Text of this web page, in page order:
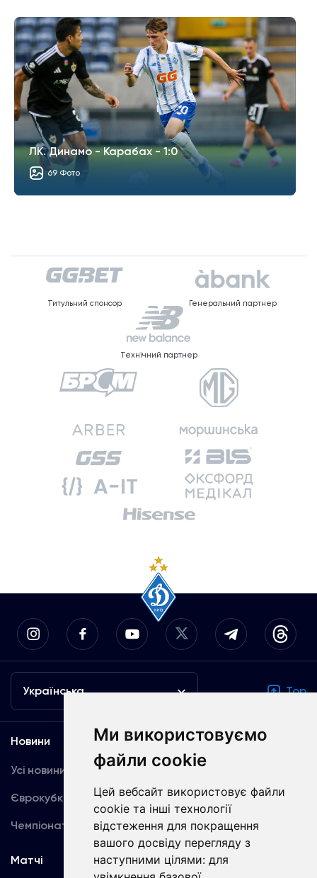
Ми використовуємо
файли cookie
Цей вебсайт використовує файли
cookie та інші технології
відстеження для покращення
вашого досвіду перегляду з
наступними цілями: для
ЛК. Динамо - Карабах - 1:0
69 Фото
Титульний спонсор Генеральний партнер
Технічний партнер
Українська Top
Новини
Усі новини
Єврокубки
Чемпіонат України
Медіа
Динамо TV
Фотогалерея
Акредитація
Матчі Команда